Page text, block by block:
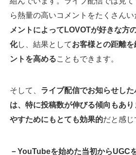
ら熱量の高いコメントをたくさん
メントによってLOVOTが好きな方
化し、結果としてお客様との距離
ントを高めることもできます。
そして、 ライブ配信でお知らせし
は、特に投稿数が伸びる傾向もあ
やすためにもとても効果的だと感じ
－YouTubeを始めた当初からUGC